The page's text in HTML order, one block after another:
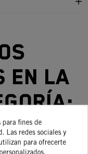
en la
-15%
para fines de
Las redes sociales y
para ofrecerte